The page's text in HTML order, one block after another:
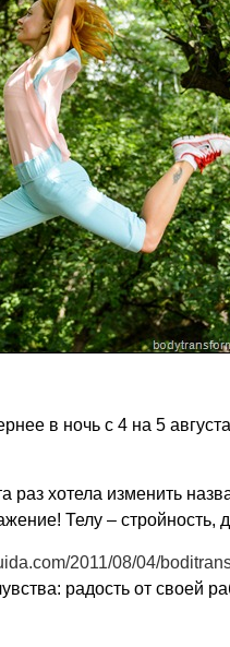
в ночь с 4 на 5
раз хотела изменить
Телу – стройность,
2011/08/04/
радость от своей